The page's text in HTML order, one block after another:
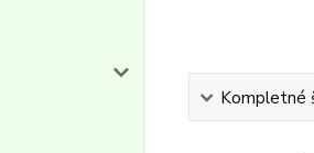
Kompletné